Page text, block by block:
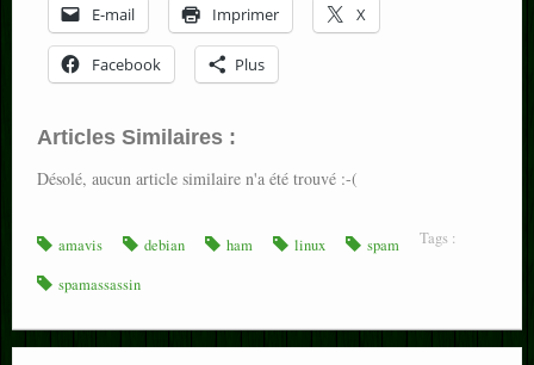
E-mail Imprimer X
Facebook Plus
Articles Similaires :
Désolé, aucun article similaire n'a été trouvé :-(
Tags :
amavis debian ham linux
spam
spamassassin